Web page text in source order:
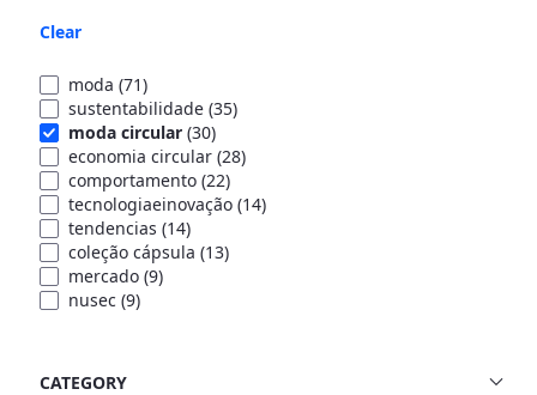
Clear
moda (71)
sustentabilidade (35)
moda circular (30)
economia circular (28)
comportamento (22)
tecnologiaeinovação (14)
tendencias (14)
coleção cápsula (13)
mercado (9)
nusec (9)
CATEGORY